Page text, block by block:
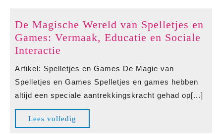
De Magische Wereld van Spelletjes en
Games: Vermaak, Educatie en Sociale
Interactie
Magische
Wereld
van
Spelletjes
en
Games:
Artikel: Spelletjes en Games De Magie van
Spelletjes en Games Spelletjes en games hebben
altijd een speciale aantrekkingskracht gehad op[...]
Lees volledig
volledig